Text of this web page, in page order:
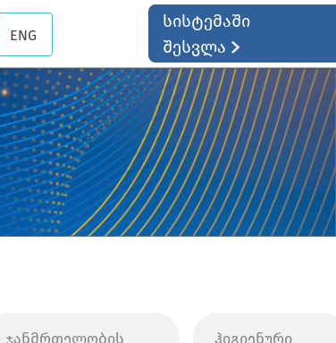
ENG
სისტემაში
შესვლა
ჯანმრთელობის ჰიგიენური